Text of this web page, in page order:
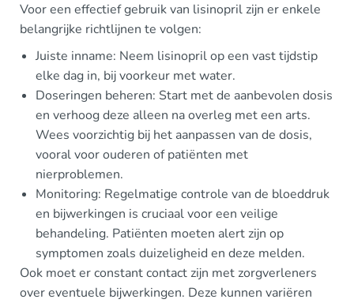
Voor een effectief gebruik van lisinopril zijn er enkele
belangrijke richtlijnen te volgen:
Juiste inname: Neem lisinopril op een vast tijdstip
elke dag in, bij voorkeur met water.
Doseringen beheren: Start met de aanbevolen dosis
en verhoog deze alleen na overleg met een arts.
Wees voorzichtig bij het aanpassen van de dosis,
vooral voor ouderen of patiënten met
nierproblemen.
Monitoring: Regelmatige controle van de bloeddruk
en bijwerkingen is cruciaal voor een veilige
behandeling. Patiënten moeten alert zijn op
symptomen zoals duizeligheid en deze melden.
Ook moet er constant contact zijn met zorgverleners
over eventuele bijwerkingen. Deze kunnen variëren